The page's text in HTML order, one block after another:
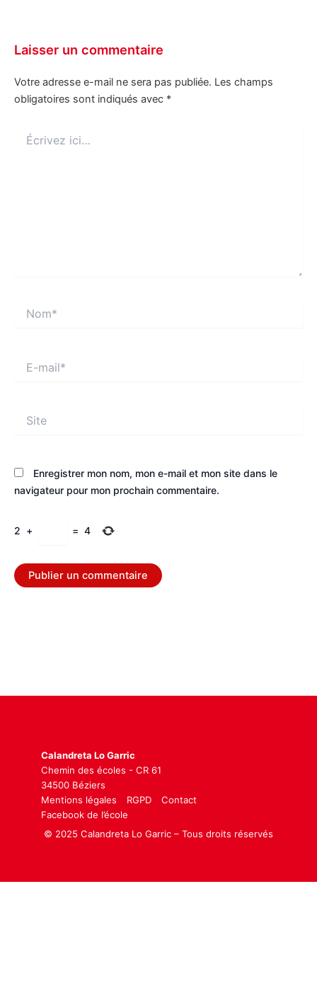
Laisser un commentaire
Votre adresse e-mail ne sera pas publiée. Les champs
obligatoires sont indiqués avec *
ici…
mail*
Enregistrer mon nom, mon e-mail et mon site dans le
navigateur pour mon prochain commentaire.
2 + = 4
Calandreta Lo Garric
Chemin des écoles - CR 61
34500 Béziers
Mentions légales
RGPD
Contact
Facebook de l’école
© 2025 Calandreta Lo Garric – Tous droits réservés